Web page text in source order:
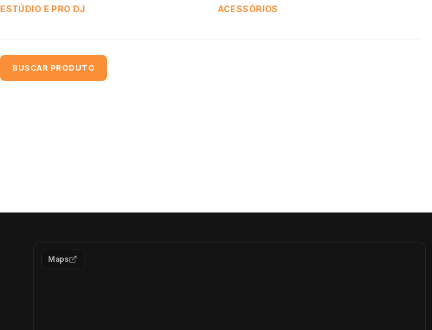
ESTÚDIO E PRO DJ ACESSÓRIOS
BUSCAR PRODUTO
Maps